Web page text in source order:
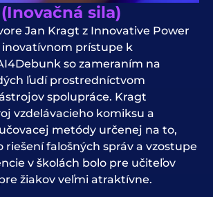
sila)
Jan Kragt z Innovative Power
prístupe k
so zameraním na
ľudí prostredníctvom
spolupráce. Kragt
vzdelávacieho komiksu a
metódy určenej na to,
riešení falošných správ a vzostupe
v školách bolo pre učiteľov
žiakov veľmi atraktívne.